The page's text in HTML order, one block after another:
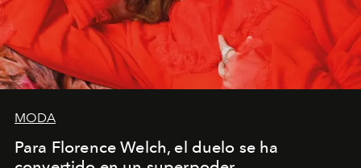
MODA
Para Florence Welch, el duelo se ha